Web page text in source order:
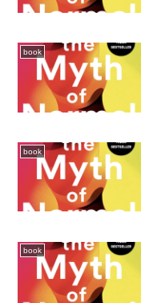
book
book
book